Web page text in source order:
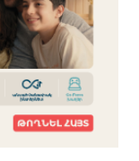
до
одного месяца назад
общество?